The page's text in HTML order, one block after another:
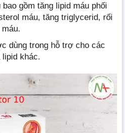
gồm tăng lipid máu phối
máu, tăng triglycerid, rối
dùng trong hỗ trợ cho các
lipid khác.